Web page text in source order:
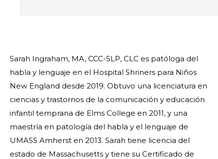
Sarah Ingraham, MA, CCC-SLP, CLC es patóloga del
habla y lenguaje en el Hospital Shriners para Niños
New England desde 2019. Obtuvo una licenciatura en
ciencias y trastornos de la comunicación y educación
infantil temprana de Elms College en 2011, y una
maestría en patología del habla y el lenguaje de
UMASS Amherst en 2013. Sarah tiene licencia del
estado de Massachusetts y tiene su Certificado de